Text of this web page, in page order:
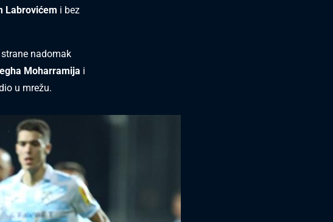
Labrovićem i bez
nadomak
Moharramija i
u mrežu.